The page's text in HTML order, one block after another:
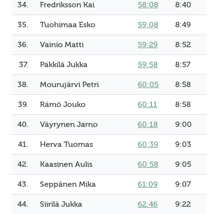
34. Fredriksson Kai 58:08 8:40
35. Tuohimaa Esko 59:08 8:49
36. Vainio Matti 59:29 8:52
37. Päkkilä Jukka 59:58 8:57
38. Mourujärvi Petri 60:05 8:58
39. Rämö Jouko 60:11 8:58
40. Väyrynen Jarno 60:18 9:00
41. Herva Tuomas 60:39 9:03
42. Kaasinen Aulis 60:58 9:05
43. Seppänen Mika 61:09 9:07
44. Siirilä Jukka 62:46 9:22